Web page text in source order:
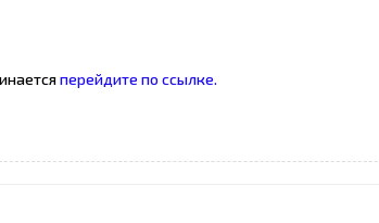
перейдите по ссылке.